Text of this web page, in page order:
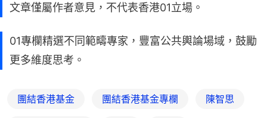
文章僅屬作者意見，不代表香港01立場。
01專欄精選不同範疇專家，豐富公共輿論場域，鼓勵
更多維度思考。
團結香港基金 團結香港基金專欄 陳智思